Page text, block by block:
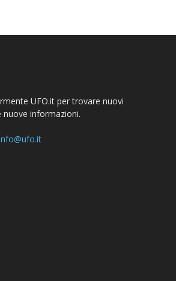
UFO.it per trovare nuovi
nuove informazioni.